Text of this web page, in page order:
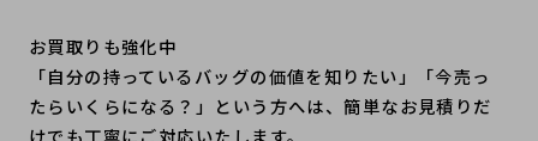
お買取りも強化中
「自分の持っているバッグの価値を知りたい」「今売っ
たらいくらになる？」という方へは、簡単なお見積りだ
けでも丁寧にご対応いたします。